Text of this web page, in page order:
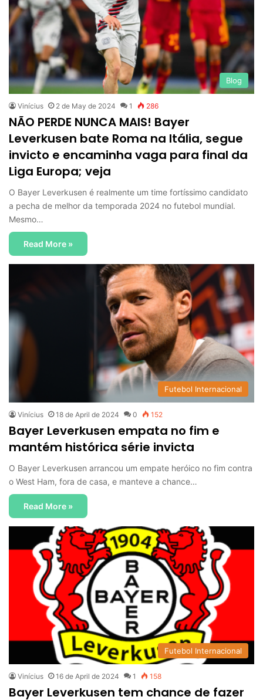
Blog
Vinícius 2 de May de 2024 1 286
NÃO PERDE NUNCA MAIS! Bayer
Leverkusen bate Roma na Itália, segue
invicto e encaminha vaga para final da
Liga Europa; veja
O Bayer Leverkusen é realmente um time fortíssimo candidato
a pecha de melhor da temporada 2024 no futebol mundial.
Mesmo…
Read More »
Futebol Internacional
Vinícius 18 de April de 2024 0 152
Bayer Leverkusen empata no fim e
mantém histórica série invicta
O Bayer Leverkusen arrancou um empate heróico no fim contra
o West Ham, fora de casa, e manteve a chance…
Read More »
Futebol Internacional
Vinícius 16 de April de 2024 1 158
Bayer Leverkusen tem chance de fazer